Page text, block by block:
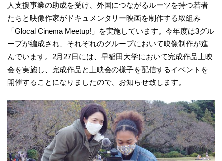
人支援事業の助成を受け、外国につながるルーツを持つ若者
たちと映像作家がドキュメンタリー映画を制作する取組み
「Glocal Cinema Meetup!」を実施しています。今年度は3グル
ープが編成され、それぞれのグループにおいて映像制作が進
んでいます。2月27日には、早稲田大学において完成作品上映
会を実施し、完成作品と上映会の様子を配信するイベントを
開催することになりましたので、お知らせ致します。